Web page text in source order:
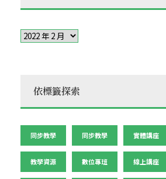
依標籤探索
同步教學 同步教學 實體講座
教學資源 數位專班 線上講座